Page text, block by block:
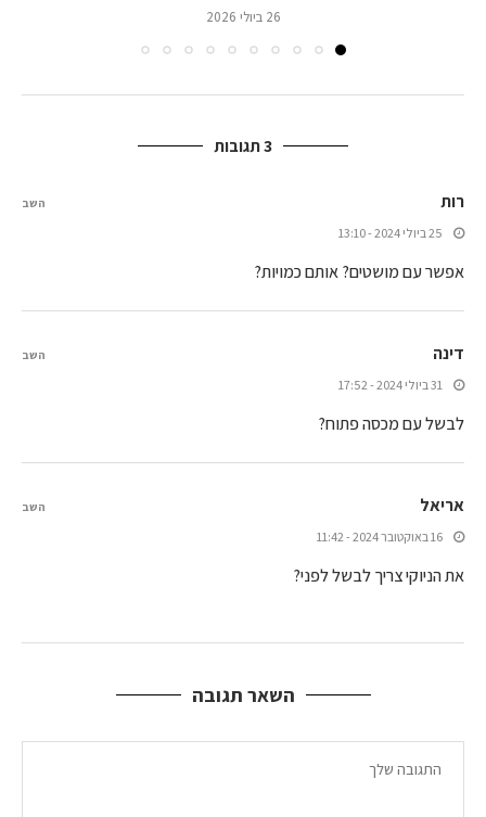
26 ביולי 2026
3 תגובות
רות
25 ביולי 2024 - 13:10
אפשר עם מושטים? אותם כמויות?
השב
דינה
31 ביולי 2024 - 17:52
לבשל עם מכסה פתוח?
השב
אריאל
16 באוקטובר 2024 - 11:42
את הניוקי צריך לבשל לפני?
השב
השאר תגובה